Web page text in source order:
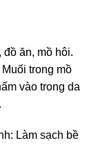
đồ ăn, mồ hôi.
trong mồ
vào trong da
Làm sạch bề